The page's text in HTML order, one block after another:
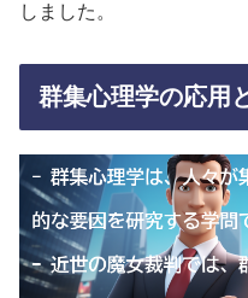
しました。
群集心理学の応用